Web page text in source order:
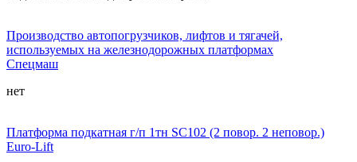
Производство автопогрузчиков, лифтов и тягачей,
используемых на железнодорожных платформах
Спецмаш
нет
Платформа подкатная г/п 1тн SC102 (2 повор. 2 неповор.)
Euro-Lift